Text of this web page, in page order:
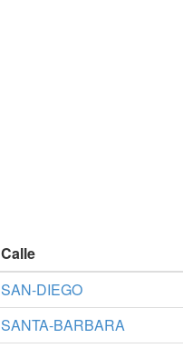
Calle
SAN-DIEGO
SANTA-BARBARA